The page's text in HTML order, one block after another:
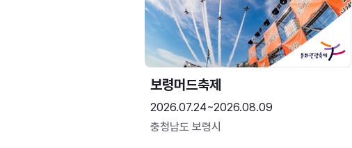
보령머드축제
2026.07.24~2026.08.09
충청남도 보령시